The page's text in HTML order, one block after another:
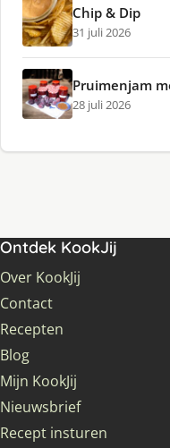
Chip & Dip
31 juli 2026
Pruimenjam
28 juli 2026
Ontdek KookJij
Over KookJij
Contact
Recepten
Blog
Mijn KookJij
Nieuwsbrief
Recept insturen